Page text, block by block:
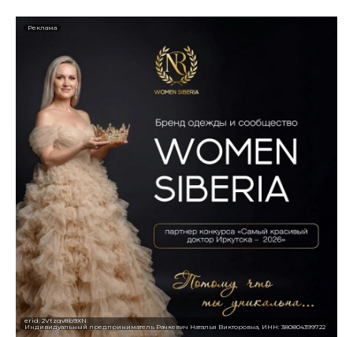
Реклама
erid: 2Vtzqv8b9XN
Индивидуальный предприниматель Рачкевич Наталья Викторовна, ИНН: 380804399722